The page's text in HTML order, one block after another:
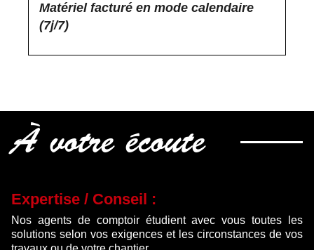
Matériel facturé en mode calendaire
(7j/7)
À votre écoute
Expertise / Conseil :
Nos agents de comptoir étudient avec vous toutes les
solutions selon vos exigences et les circonstances de vos